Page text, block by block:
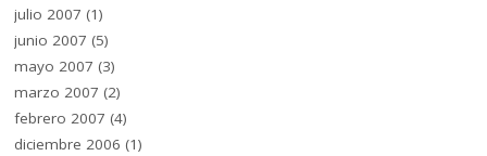
julio 2007 (1)
junio 2007 (5)
mayo 2007 (3)
marzo 2007 (2)
febrero 2007 (4)
diciembre 2006 (1)